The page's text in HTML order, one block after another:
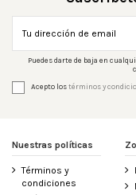
Puedes darte de baja en
Acepto lostérminos y
Nuestras políticas
Términos y
condiciones